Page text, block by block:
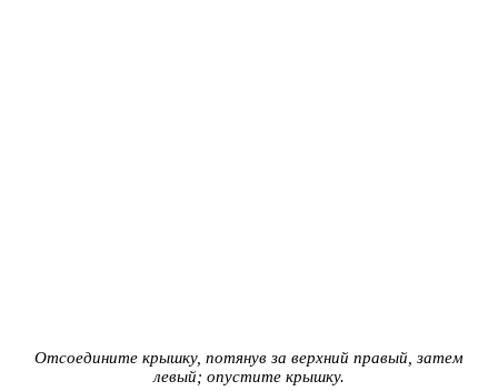
Отсоедините крышку, потянув за верхний правый, затем
левый; опустите крышку.